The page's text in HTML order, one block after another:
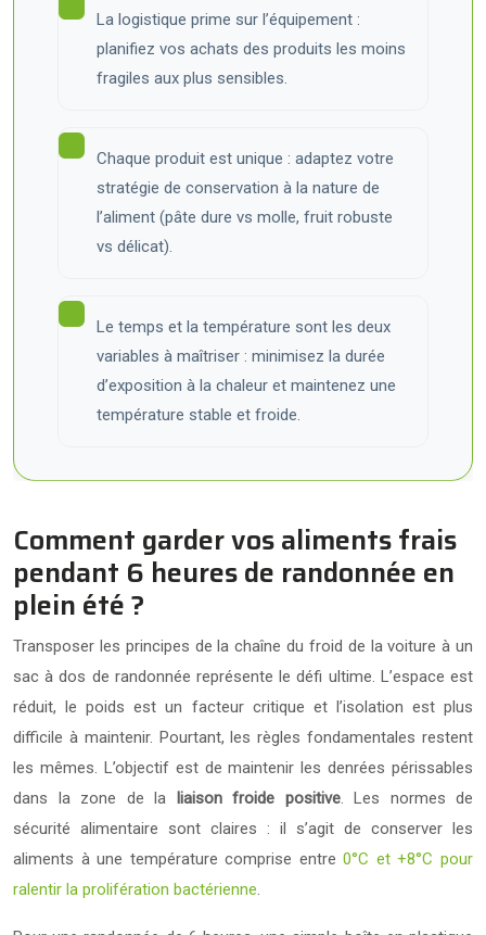
La logistique prime sur l’équipement :
planifiez vos achats des produits les moins
fragiles aux plus sensibles.
Chaque produit est unique : adaptez votre
stratégie de conservation à la nature de
l’aliment (pâte dure vs molle, fruit robuste
vs délicat).
Le temps et la température sont les deux
variables à maîtriser : minimisez la durée
d’exposition à la chaleur et maintenez une
température stable et froide.
Comment garder vos aliments frais
pendant 6 heures de randonnée en
plein été ?
Transposer les principes de la chaîne du froid de la voiture à un
sac à dos de randonnée représente le défi ultime. L’espace est
réduit, le poids est un facteur critique et l’isolation est plus
difficile à maintenir. Pourtant, les règles fondamentales restent
les mêmes. L’objectif est de maintenir les denrées périssables
dans la zone de la liaison froide positive. Les normes de
sécurité alimentaire sont claires : il s’agit de conserver les
aliments à une température comprise entre0°C et +8°C pour
ralentir la prolifération bactérienne.